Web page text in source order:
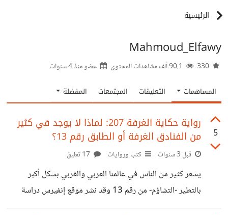
الرئيسية
Mahmoud_Elfawy
عضو منذ4 سنوات
المساهمات التعليقات المجتمعات المفضلة
5
رواية حكاية الغرفة 207: لماذا لا يوجد في كثير
من الفنادق الغرفة أو الطابق رقم 13؟
قبل 3 سنوات كتب وروايات
يشعر كثير من الناس في عالمنا العربي والغربي بشكل أكبر
بالتطير -التشاؤم- من رقم 13 وقد نشر موقع إنفيرس دراسة
نقلته عنه قناة العربية تخلص إلى أن حوالي 40 مليونا من